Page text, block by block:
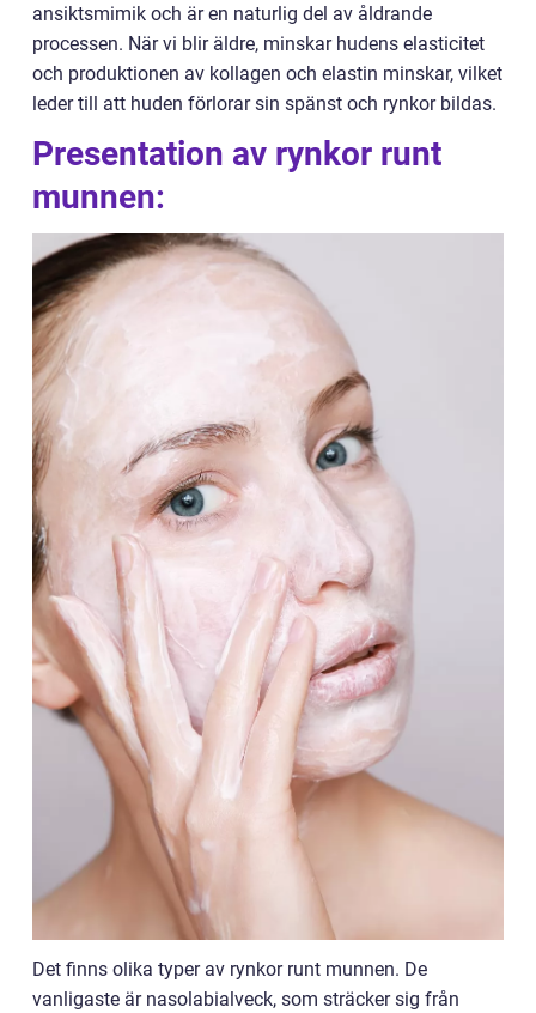
ansiktsmimik och är en naturlig del av åldrande
processen. När vi blir äldre, minskar hudens elasticitet
och produktionen av kollagen och elastin minskar, vilket
leder till att huden förlorar sin spänst och rynkor bildas.
Presentation av rynkor runt
munnen:
Det finns olika typer av rynkor runt munnen. De
vanligaste är nasolabialveck, som sträcker sig från